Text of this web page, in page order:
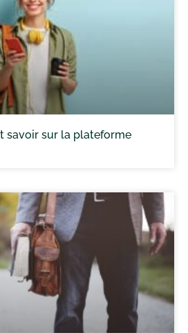
savoir sur la plateforme